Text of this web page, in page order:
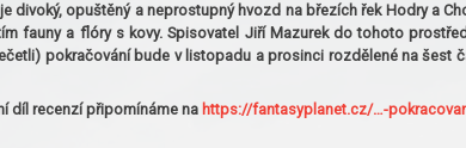
divoký, opuštěný a neprostupný hvozd na březích řek Hodry a
fauny a flóry s kovy. Spisovatel Jiří Mazurek do tohoto
pokračování bude v listopadu a prosinci rozdělené na šest
díl recenzí připomínáme na https://fantasyplanet.cz/…-